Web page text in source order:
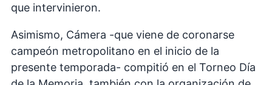
que intervinieron.
Asimismo, Cámera -que viene de coronarse
campeón metropolitano en el inicio de la
presente temporada- compitió en el Torneo Día